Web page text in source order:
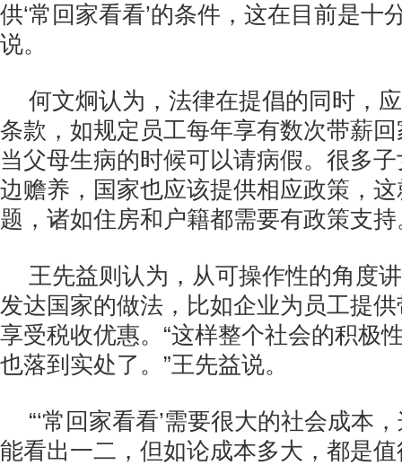
供‘常回家看看’的条件，这在目前是十
说。
何文炯认为，法律在提倡的同时，
条款，如规定员工每年享有数次带薪
当父母生病的时候可以请病假。很多
边赡养，国家也应该提供相应政策，
题，诸如住房和户籍都需要有政策支持
王先益则认为，从可操作性的角度
发达国家的做法，比如企业为员工提
享受税收优惠。“这样整个社会的积极
也落到实处了。”王先益说。
“‘常回家看看’需要很大的社会成本
能看出一二，但如论成本多大，都是